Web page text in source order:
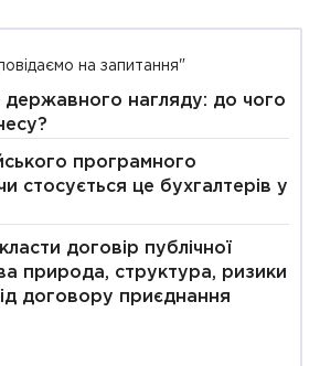
на запитання"
нагляду: до чого
програмного
стосується це бухгалтерів у
договір публічної
природа, структура, ризики
договору приєднання